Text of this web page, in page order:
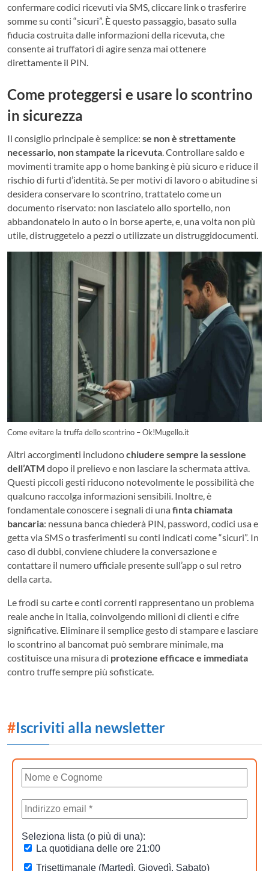
confermare codici ricevuti via SMS, cliccare link o trasferire
somme su conti “sicuri”. È questo passaggio, basato sulla
fiducia costruita dalle informazioni della ricevuta, che
consente ai truffatori di agire senza mai ottenere
direttamente il PIN.
Come proteggersi e usare lo scontrino
in sicurezza
Il consiglio principale è semplice: se non è strettamente
necessario, non stampate la ricevuta. Controllare saldo e
movimenti tramite app o home banking è più sicuro e riduce il
rischio di furti d’identità. Se per motivi di lavoro o abitudine si
desidera conservare lo scontrino, trattatelo come un
documento riservato: non lasciatelo allo sportello, non
abbandonatelo in auto o in borse aperte, e, una volta non più
utile, distruggetelo a pezzi o utilizzate un distruggidocumenti.
Come evitare la truffa dello scontrino – Ok!Mugello.it
Altri accorgimenti includonochiudere sempre la sessione
dell’ATM dopo il prelievo e non lasciare la schermata attiva.
Questi piccoli gesti riducono notevolmente le possibilità che
qualcuno raccolga informazioni sensibili. Inoltre, è
fondamentale conoscere i segnali di una finta chiamata
bancaria: nessuna banca chiederà PIN, password, codici usa e
getta via SMS o trasferimenti su conti indicati come “sicuri”. In
caso di dubbi, conviene chiudere la conversazione e
contattare il numero ufficiale presente sull’app o sul retro
della carta.
Le frodi su carte e conti correnti rappresentano un problema
reale anche in Italia, coinvolgendo milioni di clienti e cifre
significative. Eliminare il semplice gesto di stampare e lasciare
lo scontrino al bancomat può sembrare minimale, ma
costituisce una misura di protezione efficace e immediata
contro truffe sempre più sofisticate.
#Iscriviti alla newsletter